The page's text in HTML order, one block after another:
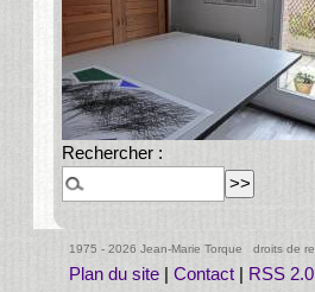
Rechercher :
1975 - 2026 Jean-Marie Torque droits de
Plan du site |Contact | RSS 2.0